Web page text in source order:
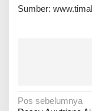
Sumber:
N
Pos sebelumnya